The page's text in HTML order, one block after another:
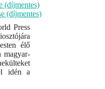
(díjmentes)
(díjmentes)
Press
élő
magyar-
idén a